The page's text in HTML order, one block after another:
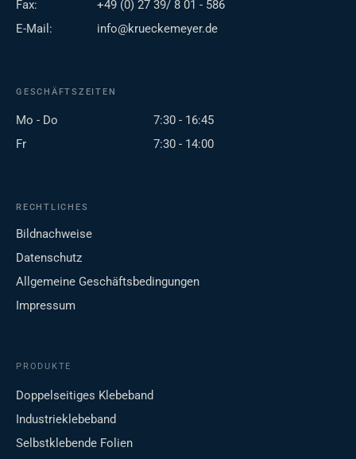
Fax:
+49 (0) 27 39/ 8 01 - 586
E-Mail:
info@krueckemeyer.de
GESCHÄFTSZEITEN
Mo - Do
7:30 - 16:45
Fr
7:30 - 14:00
RECHTLICHES
Bildnachweise
Datenschutz
Allgemeine Geschäftsbedingungen
Impressum
PRODUKTE
Doppelseitiges Klebeband
Industrieklebeband
Selbstklebende Folien